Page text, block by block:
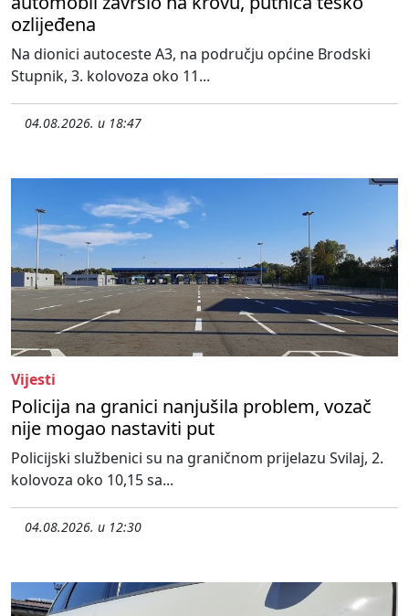
ozlijeđena
Na dionici autoceste A3, na području općine Brodski
Stupnik, 3. kolovoza oko 11...
04.08.2026. u 18:47
Vijesti
Policija na granici nanjušila problem, vozač
nije mogao nastaviti put
Policijski službenici su na graničnom prijelazu Svilaj, 2.
kolovoza oko 10,15 sa...
04.08.2026. u 12:30